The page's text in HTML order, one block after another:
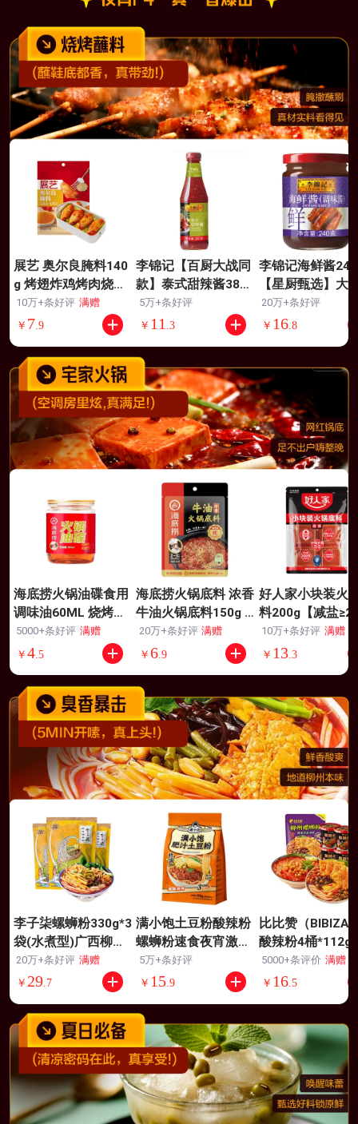
展艺 奥尔良腌料140
g 烤翅炸鸡烤肉烧烤
料腌肉料调味料
10万+条好评 满赠
一键复刻漫画肉
￥ 7.9
李锦记【百厨大战同
款】泰式甜辣酱380g
烧烤火锅炸鸡块蘸料
调味酱
5万+条好评
萨瓦迪卡同款
￥ 11 .3
李锦记海鲜酱
【星厨甄选】大
荐 清甜提鲜 烹饪
鲜腌制肉类
20万+条好评
国宝级大师推荐
￥ 16.8
海底捞火锅油碟食用
调味油60ML 烧烤火
锅底料蘸料 食拌菜拌
面芝麻花生酱
5000+条好评 满赠
￥4. 5
海底捞火锅底料 浓香
牛油火锅底料150g 2
~3人份麻辣味火锅底
料
20万+条好评 满赠
￥6. 9
好人家小块装火
料200g【减盐≥2
5%】火锅底料手
牛油冒菜串串调
10万+条好评 满赠
￥ 13 .3
李子柒螺蛳粉330g*3
袋(水煮型)广西柳州
特产 方便速食米粉米
线夜宵零食
20万+条好评 满赠
￥ 29. 7
满小饱土豆粉酸辣粉
螺蛳粉速食夜宵激酸
激辣390g肥汁土豆粉
5万+条好评
￥ 15. 9
比比赞（
酸辣粉4桶
蛳粉260g
5000+条评价 满赠
￥ 16 .5